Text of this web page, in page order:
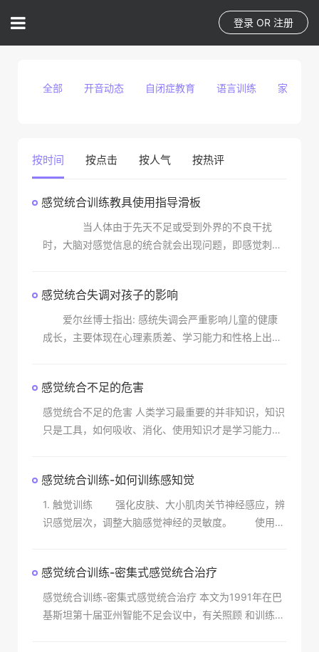
登录 OR 注册
全部 开音动态 自闭症教育 语言训练 家庭教育
按时间 按点击 按人气 按热评
感觉统合训练教具使用指导滑板
当人体由于先天不足或受到外界的不良干扰
时，大脑对感觉信息的统合就会出现问题，即感觉刺激
觉统合失调
感觉统合失调对孩子的影响
爱尔丝博士指出: 感统失调会严重影响儿童的健康
成长，主要体现在心理素质差、学习能力和性格上出现
来，影
感觉统合不足的危害
感觉统合不足的危害 人类学习最重要的并非知识，知识
只是工具，如何吸收、消化、使用知识才是学习能力。
感觉统合训练-如何训练感知觉
1. 触觉训练 强化皮肤、大小肌肉关节神经感应，辨
识感觉层次，调整大脑感觉神经的灵敏度。 使用器
感觉统合训练-密集式感觉统合治疗
感觉统合训练-密集式感觉统合治疗 本文为1991年在巴
基斯坦第十届亚州智能不足会议中，有关照顾 和训练智